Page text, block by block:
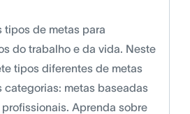
tipos de metas para
do trabalho e da vida. Neste
tipos diferentes de metas
categorias: metas baseadas
Aprenda sobre